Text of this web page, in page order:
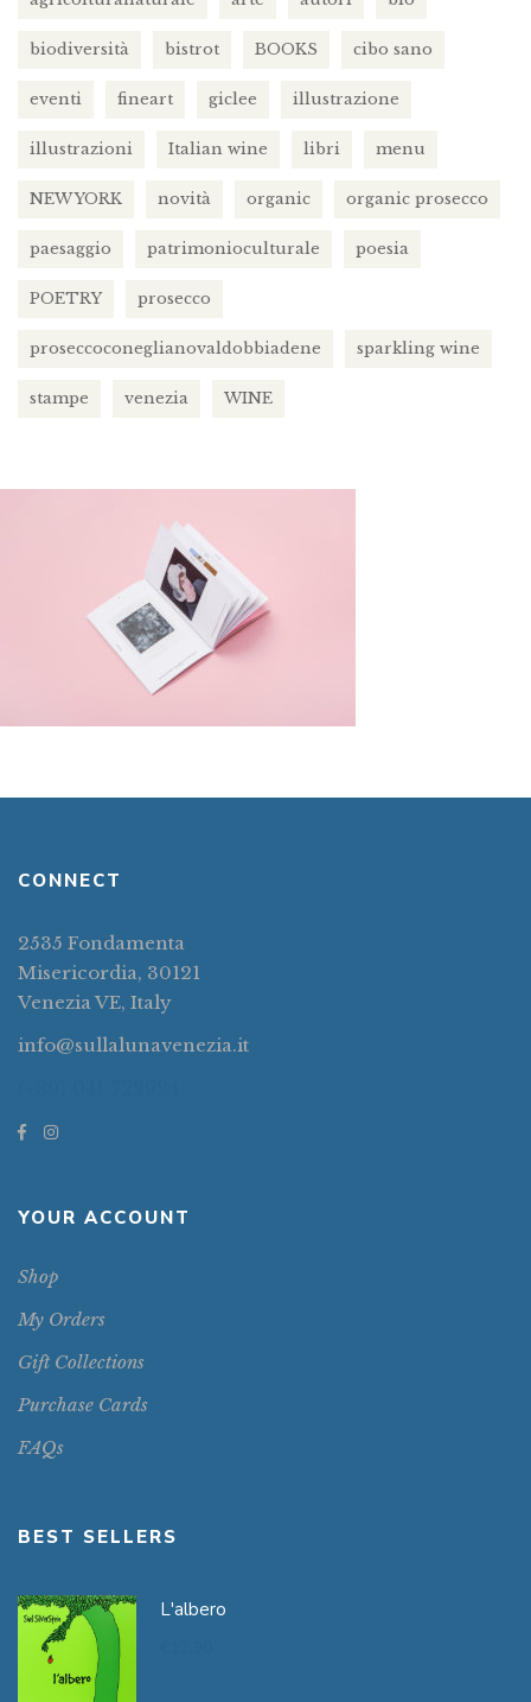
biodiversità bistrot BOOKS cibo sano
eventi fineart giclee illustrazione
illustrazioni Italian wine libri menu
NEW YORK novità organic organic prosecco
paesaggio patrimonioculturale poesia
POETRY prosecco
proseccoconeglianovaldobbiadene sparkling wine
stampe venezia WINE
CONNECT
2535 Fondamenta
Misericordia, 30121
Venezia VE, Italy
info@sullalunavenezia.it
YOUR ACCOUNT
Shop
My Orders
Gift Collections
Purchase Cards
FAQs
BEST SELLERS
L'albero